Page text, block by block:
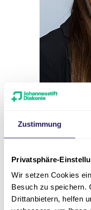
Zustimmung
Privatsphäre-
Wir setzen Cookies
Besuch zu speichern.
Drittanbietern, helfen
Lilian
Dienste
Marketing
Nur für